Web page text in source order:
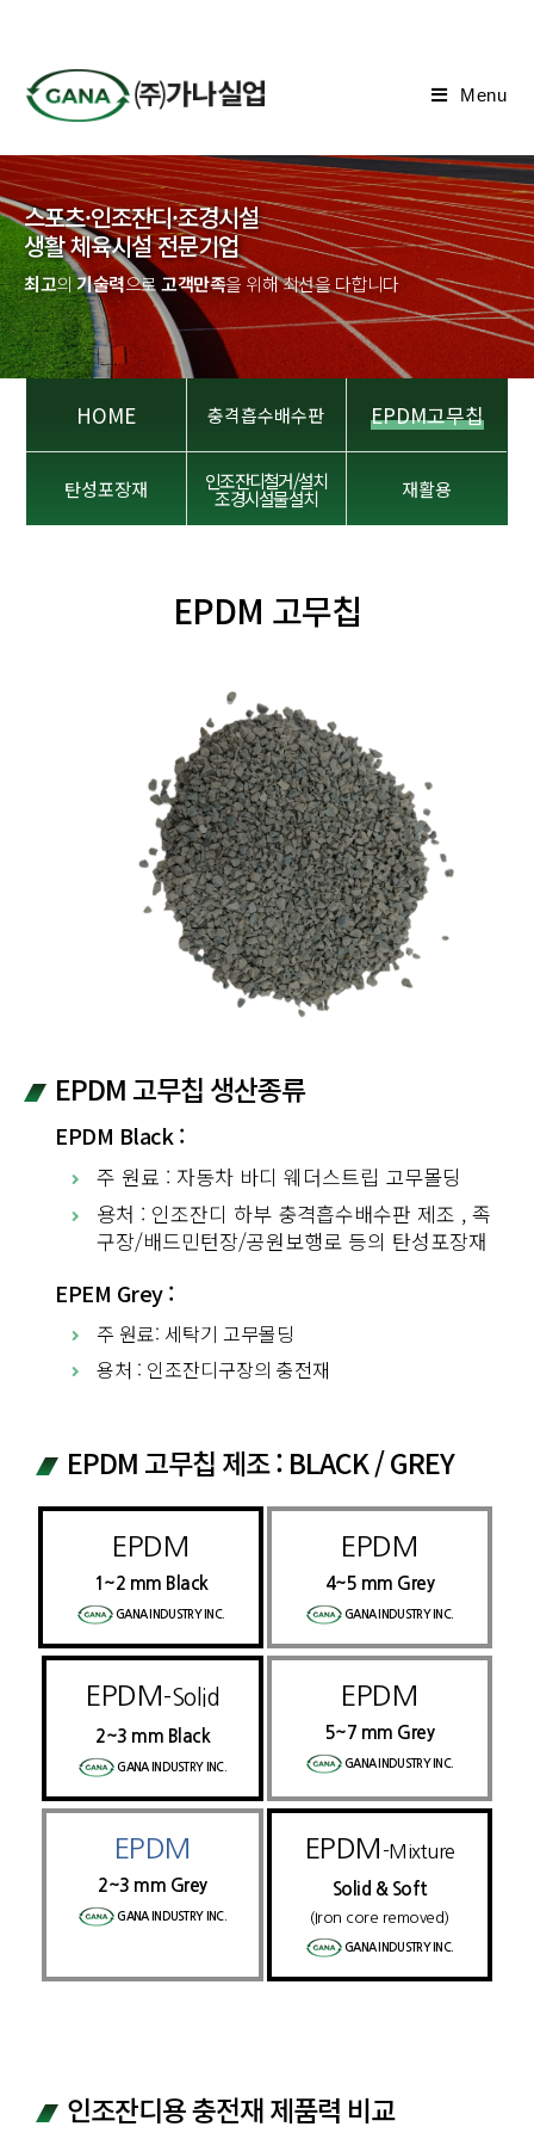
Menu
스포츠·인조잔디·조경시설
생활 체육시설 전문기업
최고의기술력으로고객만족을 위해 최선을 다합니다
HOME 충격흡수배수판 EPDM고무칩
탄성포장재 인조잔디철거/설치
조경시설물설치 재활용
EPDM 고무칩
EPDM 고무칩 생산종류
EPDM Black :
주 원료 : 자동차 바디 웨더스트립 고무몰딩
용처 : 인조잔디 하부 충격흡수배수판 제조 , 족
구장/배드민턴장/공원보행로 등의 탄성포장재
EPEM Grey :
주 원료: 세탁기 고무몰딩
용처 : 인조잔디구장의 충전재
EPDM 고무칩 제조 : BLACK / GREY
EPDM
1~2 mm Black
GANA INDUSTRY INC.
EPDM
4~5 mm Grey
GANA INDUSTRY INC.
EPDM-Solid
2~3 mm Black
GANA INDUSTRY INC.
EPDM
5~7 mm Grey
GANA INDUSTRY INC.
EPDM
2~3 mm Grey
GANA INDUSTRY INC.
EPDM-Mixture
Solid & Soft
(Iron core removed)
GANA INDUSTRY INC.
인조잔디용 충전재 제품력 비교